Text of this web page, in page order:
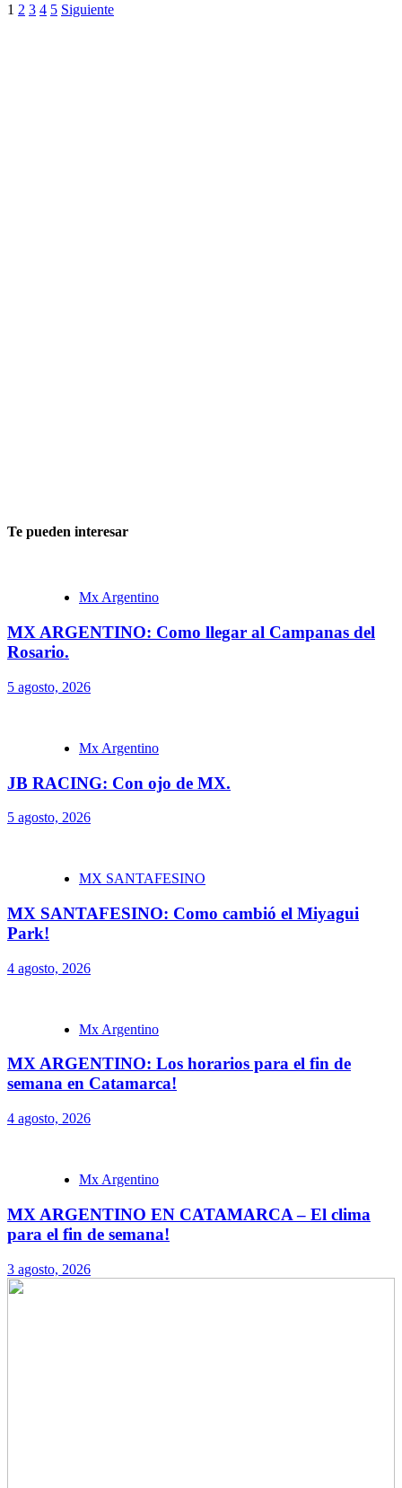
1 2 3 4 5 Siguiente
Te pueden interesar
Mx Argentino
MX ARGENTINO: Como llegar al Campanas del
Rosario.
5 agosto, 2026
Mx Argentino
JB RACING: Con ojo de MX.
5 agosto, 2026
MX SANTAFESINO
MX SANTAFESINO: Como cambió el Miyagui
Park!
4 agosto, 2026
Mx Argentino
MX ARGENTINO: Los horarios para el fin de
semana en Catamarca!
4 agosto, 2026
Mx Argentino
MX ARGENTINO EN CATAMARCA – El clima
para el fin de semana!
3 agosto, 2026